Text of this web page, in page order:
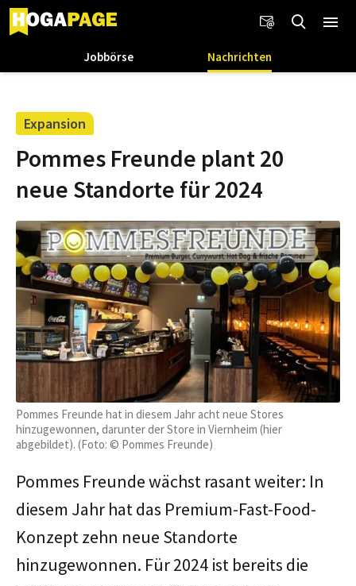
Jobbörse Nachrichten
Expansion
Pommes Freunde plant 20
neue Standorte für 2024
Pommes Freunde hat in diesem Jahr acht neue Stores
hinzugewonnen, darunter der Store in Viernheim (hier
abgebildet). (Foto: © Pommes Freunde)
Pommes Freunde wächst rasant weiter: In
diesem Jahr hat das Premium-Fast-Food-
Konzept zehn neue Standorte
hinzugewonnen. Für 2024 ist bereits die